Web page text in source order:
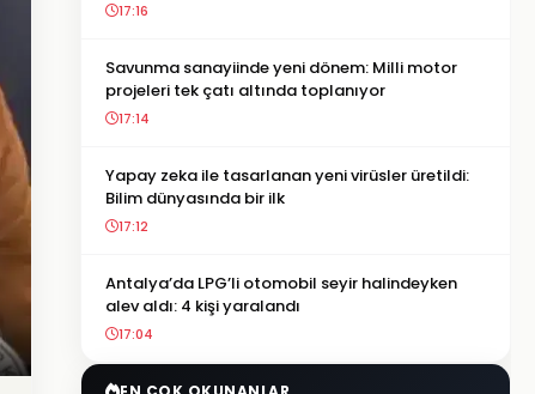
17:16
Savunma sanayiinde yeni dönem: Milli motor
projeleri tek çatı altında toplanıyor
17:14
Yapay zeka ile tasarlanan yeni virüsler üretildi:
Bilim dünyasında bir ilk
17:12
Antalya’da LPG’li otomobil seyir halindeyken
alev aldı: 4 kişi yaralandı
17:04